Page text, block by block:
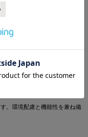
。環境配慮と機能性を兼ね備